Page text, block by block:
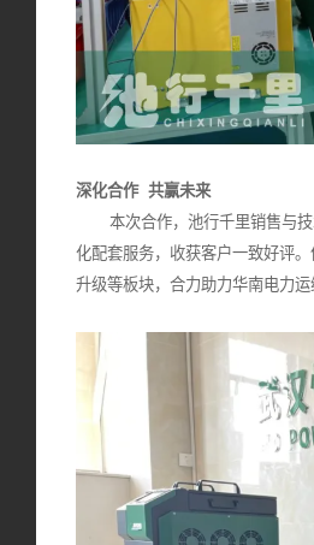
深化合作 共赢未来
本次合作，池行千里销售与技
化配套服务，收获客户一致好评
升级等板块，合力助力华南电力